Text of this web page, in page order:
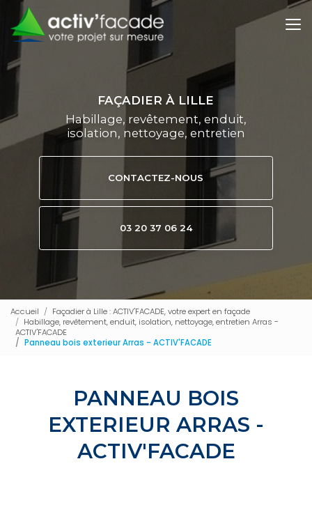
contenu
principal
FAÇADIER À LILLE
Habillage, revêtement, enduit,
isolation, nettoyage, entretien
CONTACTEZ-NOUS
03 20 37 06 24
Accueil
Façadier à Lille : ACTIV'FACADE, votre expert en façade
Habillage, revêtement, enduit, isolation, nettoyage, entretien Arras -
ACTIV'FACADE
Panneau bois exterieur Arras - ACTIV'FACADE
PANNEAU BOIS
EXTERIEUR ARRAS -
ACTIV'FACADE